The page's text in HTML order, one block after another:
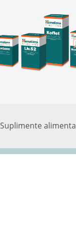
Suplimente